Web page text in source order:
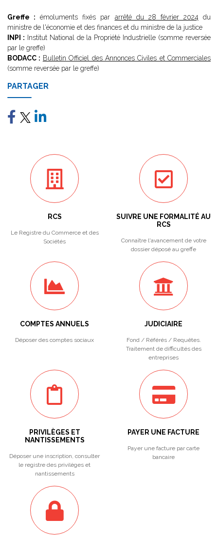
Greffe : émoluments fixés par arrêté du 28 février 2024 du
ministre de l'économie et des finances et du ministre de la justice
INPI : Institut National de la Propriété Industrielle (somme reversée
par le greffe)
BODACC : Bulletin Officiel des Annonces Civiles et Commerciales
(somme reversée par le greffe)
PARTAGER
RCS
Le Registre du Commerce et des
Sociétés
SUIVRE UNE FORMALITÉ AU
RCS
Connaître l'avancement de votre
dossier déposé au greffe
COMPTES ANNUELS
Déposer des comptes sociaux
JUDICIAIRE
Fond / Référés / Requêtes.
Traitement de difficultés des
entreprises
PRIVILÈGES ET
NANTISSEMENTS
Déposer une inscription, consulter
le registre des privilèges et
nantissements
PAYER UNE FACTURE
Payer une facture par carte
bancaire